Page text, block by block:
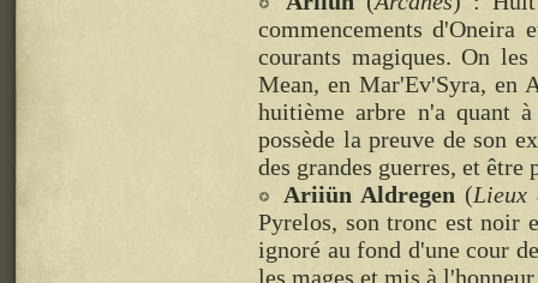
commencements d'Oneira
courants magiques. On
Mean, en Mar'Ev'Syra, en
huitième arbre n'a quant
possède la preuve de son
des grandes guerres, et être
Ariiün Aldregen (Lieux
Pyrelos, son tronc est noir
ignoré au fond d'une cour
les mages et mis à